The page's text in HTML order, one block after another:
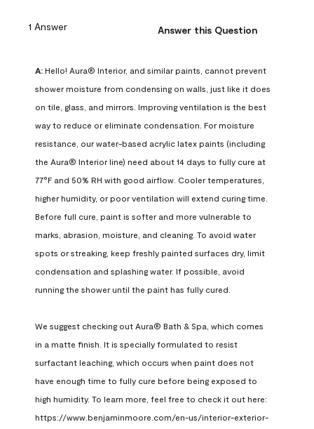
1 Answer Answer this Question
A: Hello! Aura® Interior, and similar paints, cannot prevent
shower moisture from condensing on walls, just like it does
on tile, glass, and mirrors. Improving ventilation is the best
way to reduce or eliminate condensation. For moisture
resistance, our water-based acrylic latex paints (including
the Aura® Interior line) need about 14 days to fully cure at
77°F and 50% RH with good airflow. Cooler temperatures,
higher humidity, or poor ventilation will extend curing time.
Before full cure, paint is softer and more vulnerable to
marks, abrasion, moisture, and cleaning. To avoid water
spots or streaking, keep freshly painted surfaces dry, limit
condensation and splashing water. If possible, avoid
running the shower until the paint has fully cured.
We suggest checking out Aura® Bath & Spa, which comes
in a matte finish. It is specially formulated to resist
surfactant leaching, which occurs when paint does not
have enough time to fully cure before being exposed to
high humidity. To learn more, feel free to check it out here:
https://www.benjaminmoore.com/en-us/interior-exterior-